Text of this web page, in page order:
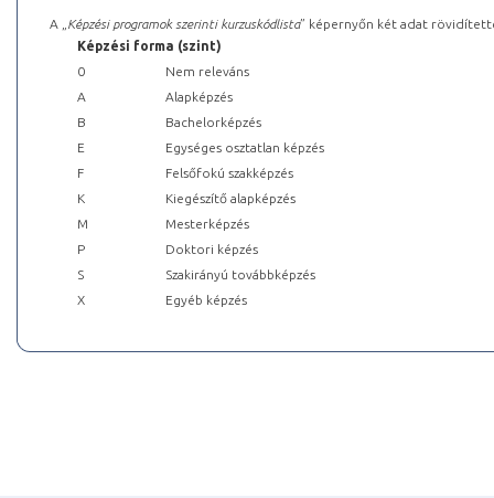
A „ Képzési programok szerinti kurzuskódlista” képernyőn két adat
Képzési forma (szint)
0
Nem releváns
A
Alapképzés
B
Bachelorképzés
E
Egységes osztatlan képzés
F
Felsőfokú szakképzés
K
Kiegészítő alapképzés
M
Mesterképzés
P
Doktori képzés
S
Szakirányú továbbképzés
X
Egyéb képzés